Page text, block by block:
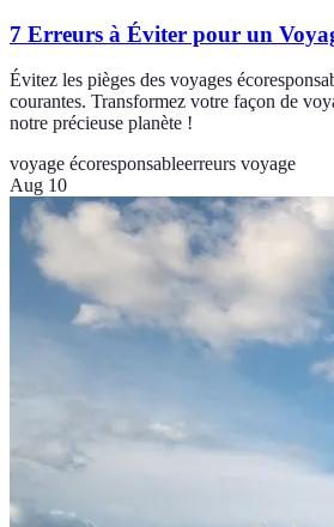
7 Erreurs à Éviter pour un
Évitez les pièges des voyages
courantes. Transformez votre façon de
notre précieuse planète !
voyage écoresponsableerreurs voyage
Aug 10